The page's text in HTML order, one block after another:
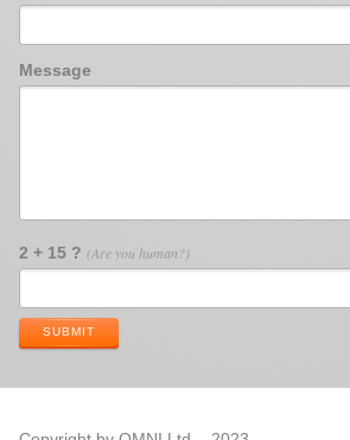
Message
2 + 15 ? (Are you human?)
SUBMIT